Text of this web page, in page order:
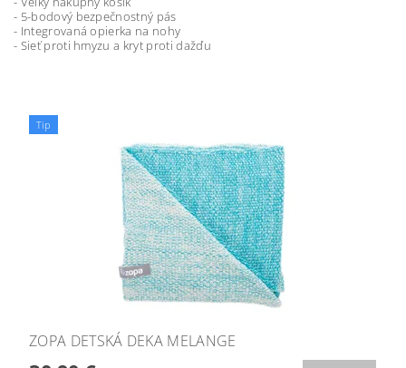
- 5-bodový bezpečnostný pás
- Integrovaná opierka na nohy
- Sieť proti hmyzu a kryt proti dažďu
Tip
ZOPA DETSKÁ DEKA MELANGE